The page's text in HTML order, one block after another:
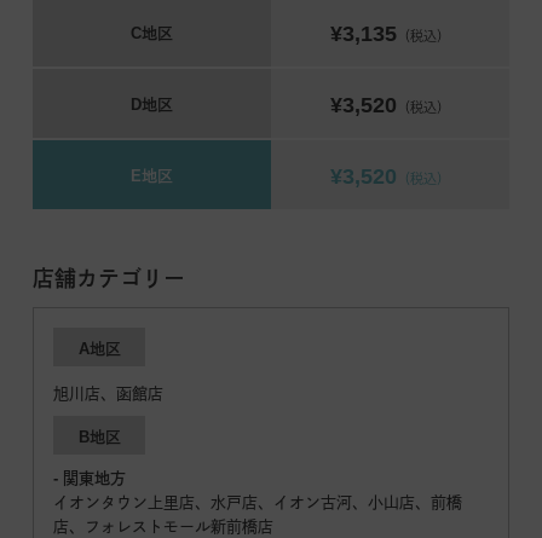
C地区 ¥3,135 （税込）
D地区 ¥3,520 （税込）
E地区 ¥3,520 （税込）
店舗カテゴリー
A地区
旭川店、函館店
B地区
- 関東地方
イオンタウン上里店、水戸店、イオン古河、小山店、前橋
店、フォレストモール新前橋店